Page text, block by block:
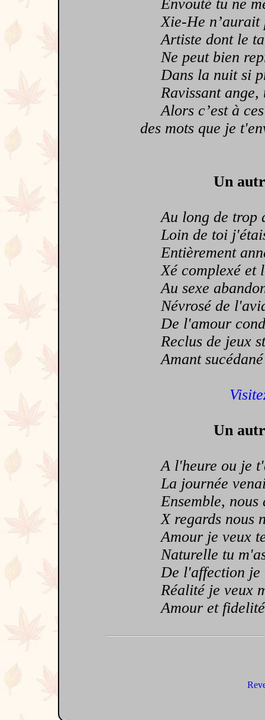
Envouté tu ne
Xie-He n’aurait
Artiste dont le
Ne peut bien
Dans la nuit si
Ravissant ange,
Alors c’est à
des mots que je
Un
Au long de trop
Loin de toi
Entièrement
Xé complexé et
Au sexe
Névrosé de
De l'amour
Reclus de jeux
Amant sucédané
Un
A l'heure ou je
La journée
Ensemble, nous
X regards nous
Amour je veux
Naturelle tu
De l'affection je
Réalité je veux
Amour et fidelité